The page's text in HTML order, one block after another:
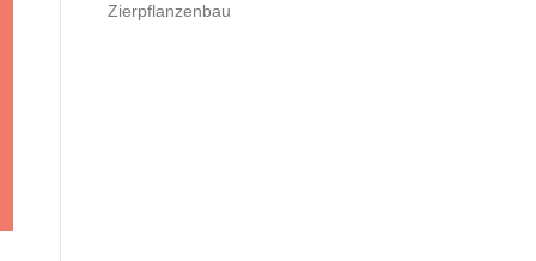
Zierpflanzenbau